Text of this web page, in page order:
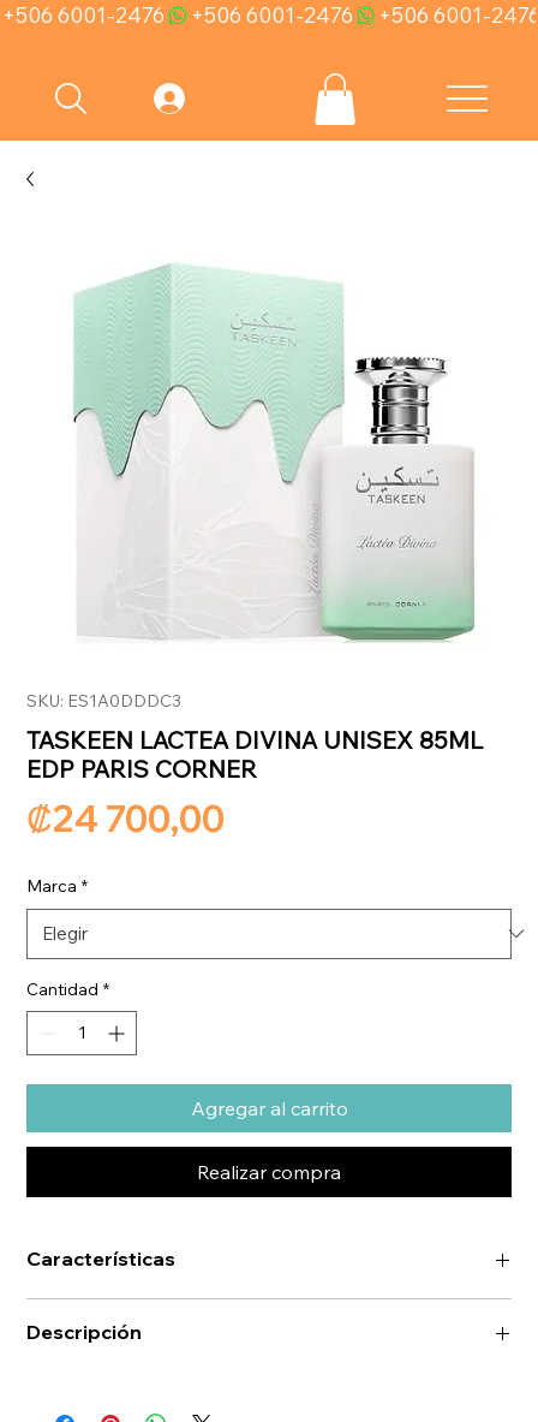
+506 6001-2476
SKU: ES1A0DDDC3
TASKEEN LACTEA DIVINA UNISEX 85ML
EDP PARIS CORNER
₡24 700,00
Marca *
Cantidad *
Agregar al carrito
Realizar compra
Características
Descripción